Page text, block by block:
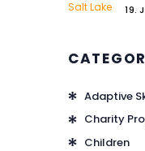
19.
Adaptive
Charity
Children